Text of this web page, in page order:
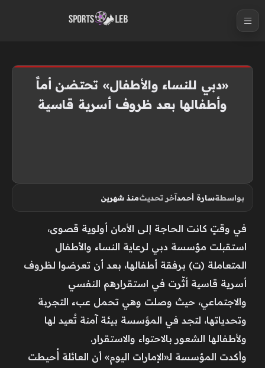
«دبي للنساء والأطفال» تحتضن أماً
وأطفالها بعد ظروف أسرية قاسية
بواسطةسارة أحمدآخر تحديثمنذ شهرين
في وقتٍ كانت الحاجة إلى الأمان أولوية قصوى،
استقبلت مؤسسة دبي لرعاية النساء والأطفال
المتعاملة (ت) برفقة أطفالها، بعد أن تعرضوا لظروف
أسرية قاسية أثّرت في استقرارهم النفسي
والاجتماعي، حيث وصلت وهي تحمل عبء التجربة
وتحدياتها، لتجد في المؤسسة بيئة آمنة تُعيد لها
ولأطفالها الشعور بالاحتواء والاستقرار.
وأكدت المؤسسة لـ«الإمارات اليوم» أن العائلة أُحيطت